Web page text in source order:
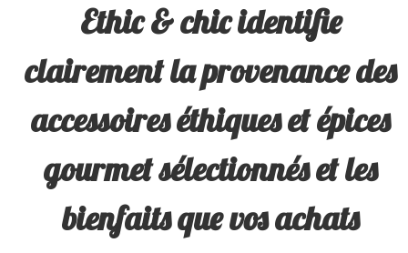
Ethic & chic identifie
clairement la provenance des
accessoires éthiques et épices
gourmet sélectionnés et les
bienfaits que vos achats